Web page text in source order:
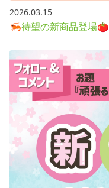
2026.03.15
🦐待望の新商品登場🍅